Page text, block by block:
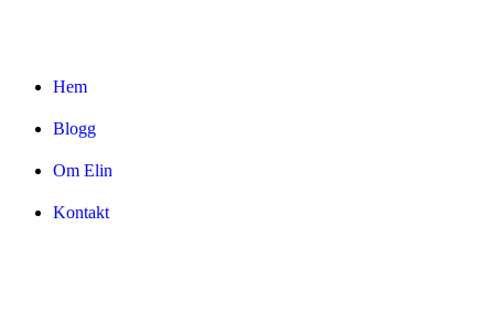
Hem
Blogg
Om Elin
Kontakt